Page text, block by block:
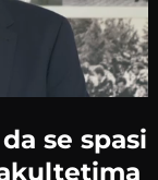
se spasi